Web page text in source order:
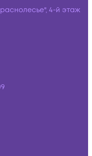
4-й этаж